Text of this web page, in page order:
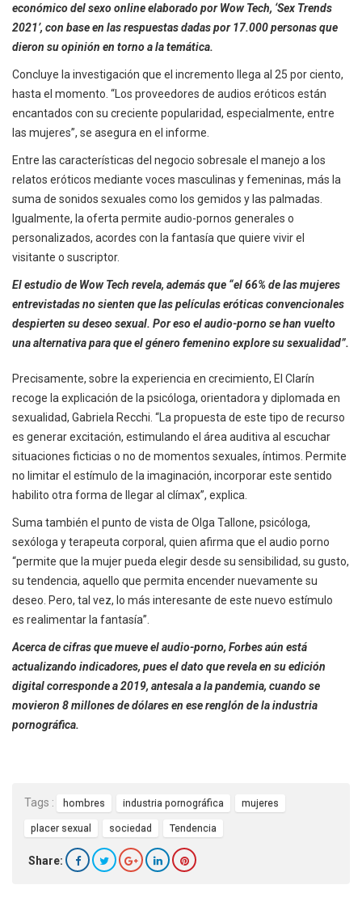
económico del sexo online elaborado por Wow Tech, ‘Sex Trends
2021’, con base en las respuestas dadas por 17.000 personas que
dieron su opinión en torno a la temática.
Concluye la investigación que el incremento llega al 25 por ciento,
hasta el momento. “Los proveedores de audios eróticos están
encantados con su creciente popularidad, especialmente, entre
las mujeres”, se asegura en el informe.
Entre las características del negocio sobresale el manejo a los
relatos eróticos mediante voces masculinas y femeninas, más la
suma de sonidos sexuales como los gemidos y las palmadas.
Igualmente, la oferta permite audio-pornos generales o
personalizados, acordes con la fantasía que quiere vivir el
visitante o suscriptor.
El estudio de Wow Tech revela, además que “el 66% de las mujeres
entrevistadas no sienten que las películas eróticas convencionales
despierten su deseo sexual. Por eso el audio-porno se han vuelto
una alternativa para que el género femenino explore su sexualidad”.
Precisamente, sobre la experiencia en crecimiento, El Clarín
recoge la explicación de la psicóloga, orientadora y diplomada en
sexualidad, Gabriela Recchi. “La propuesta de este tipo de recurso
es generar excitación, estimulando el área auditiva al escuchar
situaciones ficticias o no de momentos sexuales, íntimos. Permite
no limitar el estímulo de la imaginación, incorporar este sentido
habilito otra forma de llegar al clímax”, explica.
Suma también el punto de vista de Olga Tallone, psicóloga,
sexóloga y terapeuta corporal, quien afirma que el audio porno
“permite que la mujer pueda elegir desde su sensibilidad, su gusto,
su tendencia, aquello que permita encender nuevamente su
deseo. Pero, tal vez, lo más interesante de este nuevo estímulo
es realimentar la fantasía”.
Acerca de cifras que mueve el audio-porno, Forbes aún está
actualizando indicadores, pues el dato que revela en su edición
digital corresponde a 2019, antesala a la pandemia, cuando se
movieron 8 millones de dólares en ese renglón de la industria
pornográfica.
Tags : hombres industria pornográfica mujeres
placer sexual sociedad Tendencia
Share: